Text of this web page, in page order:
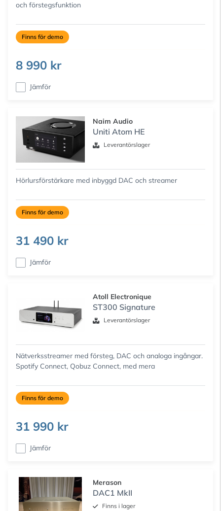
och förstegsfunktion
Finns för demo
8 990 kr
Jämför
Naim Audio
Uniti Atom HE
Leverantörslager
Hörlursförstärkare med inbyggd DAC och streamer
Finns för demo
31 490 kr
Jämför
Atoll Electronique
ST300 Signature
Leverantörslager
Nätverksstreamer med försteg, DAC och analoga ingångar.
Spotify Connect, Qobuz Connect, med mera
Finns för demo
31 990 kr
Jämför
Merason
DAC1 MkII
Finns i lager